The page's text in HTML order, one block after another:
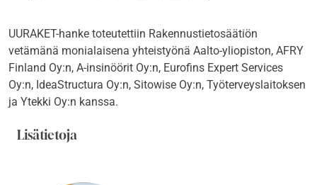
UURAKET-hanke toteutettiin Rakennustietosäätiön
vetämänä monialaisena yhteistyönä Aalto-yliopiston, AFRY
Finland Oy:n, A-insinöörit Oy:n, Eurofins Expert Services
Oy:n, IdeaStructura Oy:n, Sitowise Oy:n, Työterveyslaitoksen
ja Ytekki Oy:n kanssa.
Lisätietoja